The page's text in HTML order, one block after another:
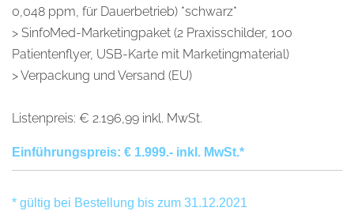
0,048 ppm, für Dauerbetrieb) *schwarz*
> SinfoMed-Marketingpaket (2 Praxisschilder, 100
Patientenflyer, USB-Karte mit Marketingmaterial)
> Verpackung und Versand (EU)
Listenpreis: € 2.196,99 inkl. MwSt.
Einführungspreis: € 1.999.- inkl. MwSt.*
* gültig bei Bestellung bis zum 31.12.2021